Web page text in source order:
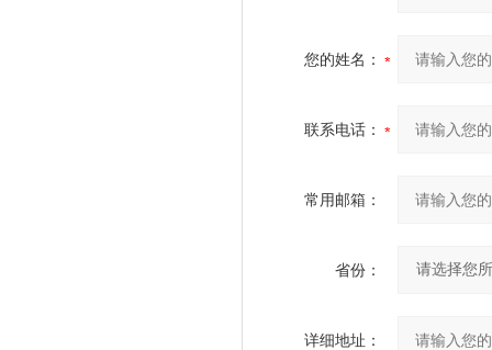
您的姓名：
联系电话：
常用邮箱：
省份：
详细地址：